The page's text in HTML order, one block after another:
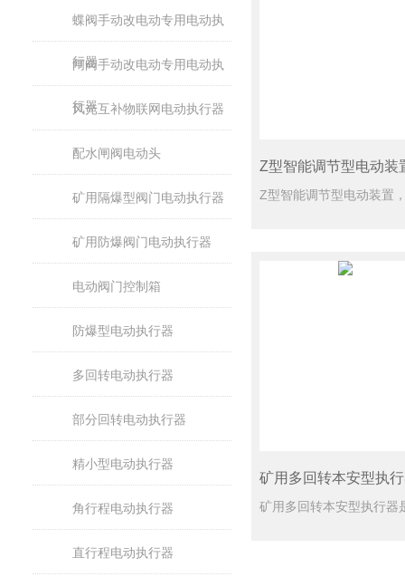
蝶阀手动改电动专用电动执
行器
闸阀手动改电动专用电动执
行器
风光互补物联网电动执行器
配水闸阀电动头
矿用隔爆型阀门电动执行器
矿用防爆阀门电动执行器
电动阀门控制箱
防爆型电动执行器
多回转电动执行器
部分回转电动执行器
精小型电动执行器
角行程电动执行器
直行程电动执行器
Z型智能调节型电动装
矿用多回转本安型执